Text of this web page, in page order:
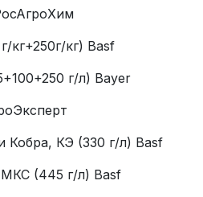
кг) Basf
г/л) Bayer
Кобра, КЭ (330 г/л) Basf
(445 г/л) Basf